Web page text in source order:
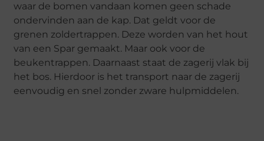
waar de bomen vandaan komen geen schade
ondervinden aan de kap. Dat geldt voor de
grenen zoldertrappen. Deze worden van het hout
van een Spar gemaakt. Maar ook voor de
beukentrappen. Daarnaast staat de zagerij vlak bij
het bos. Hierdoor is het transport naar de zagerij
eenvoudig en snel zonder zware hulpmiddelen.